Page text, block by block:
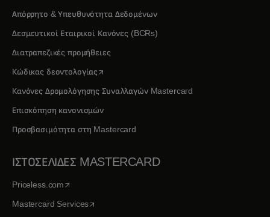
Απόρρητο & Υπευθυνότητα Δεδομένων
Δεσμευτικοί Εταιρικοί Κανόνες (BCRs)
Διατραπεζικές προμήθειες
Κώδικας δεοντολογίαςopens in a new tab
Κανόνες Δρομολόγησης Συναλλαγών Mastercard
Επισκόπηση κανονισμών
Προσβασιμότητα στη Mastercard
ΙΣΤΟΣΕΛΙΔΕΣ MASTERCARD
Priceless.comopens in a new tab
Mastercard Servicesopens in a new tab